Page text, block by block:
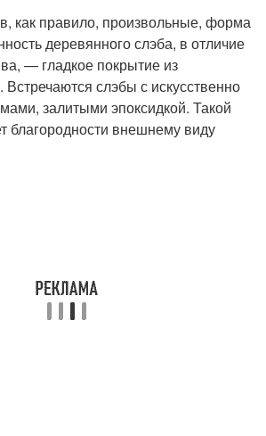
как правило, произвольные, форма
деревянного слэба, в отличие
— гладкое покрытие из
слэбы с искусственно
залитыми эпоксидкой. Такой
благородности внешнему виду